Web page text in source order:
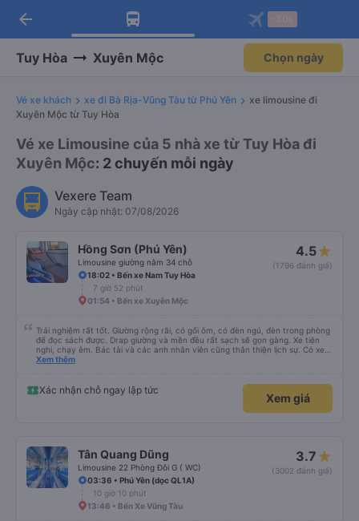
Tải app Vexere ngay!
Nhận ưu đãi thành viên độc
Mở app
Tải app Vexere
-30k/ghế khi đặt vé máy bay qua
Mở app
arrow_back
Tuy Hòa Xuyên Mộc Chọn ngày
Vé xe khách xe đi Bà Rịa-Vũng Tàu từ Phú Yên
xe limousine đi
Xuyên Mộc từ Tuy Hòa
Vé xe Limousine của 5 nhà xe từ Tuy Hòa đi
Xuyên Mộc: 2 chuyến mỗi ngày
Vexere Team
Ngày cập nhật: 07/08/2026
Hồng Sơn (Phú Yên)
Limousine giường nằm 34 chỗ
4.5
(1796 đánh giá)
18:02 • Bến xe Nam Tuy Hòa
7 giờ 52 phút
01:54 • Bến xe Xuyên Mộc
Trải nghiệm rất tốt. Giường rộng rãi, có gối ôm, có đèn ngủ, đèn trong phòng
để đọc sách được. Drap giường và mền đều rất sạch sẽ gọn gàng. Xe tiện
nghi, chạy êm. Bác tài và các anh nhân viên cũng thân thiện lịch sự. Có xe
trung chuyển về nội thành thành phố tuy hoà rất tiện. Giá vé hợp lý. Nói
Xem thêm
Xác nhận chỗ ngay lập tức
Xem giá
Tân Quang Dũng
Limousine 22 Phòng Đôi G ( WC)
3.7
(3002 đánh giá)
03:36 • Phú Yên (dọc QL1A)
10 giờ 10 phút
13:46 • Bến Xe Vũng Tàu